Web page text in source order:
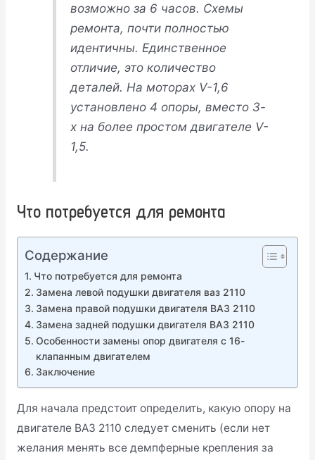
возможно за 6 часов. Схемы
ремонта, почти полностью
идентичны. Единственное
отличие, это количество
деталей. На моторах V-1,6
установлено 4 опоры, вместо 3-
х на более простом двигателе V-
1,5.
Что потребуется для ремонта
Содержание
Что потребуется для ремонта
Замена левой подушки двигателя ваз 2110
Замена правой подушки двигателя ВАЗ 2110
Замена задней подушки двигателя ВАЗ 2110
Особенности замены опор двигателя с 16-
клапанным двигателем
Заключение
Для начала предстоит определить, какую опору на
двигателе ВАЗ 2110 следует сменить (если нет
желания менять все демпферные крепления за